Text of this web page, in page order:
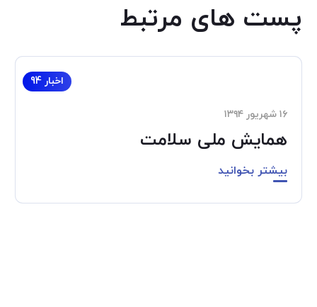
پست های مرتبط
اخبار 94
۱۶ شهریور ۱۳۹۴
همایش ملی سلامت
بیشتر بخوانید